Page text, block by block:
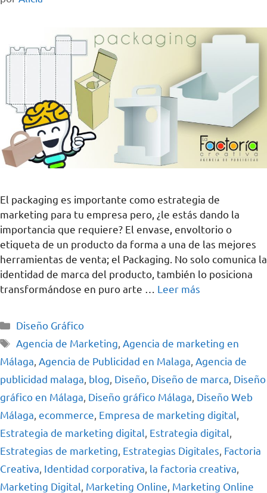
El packaging es importante como estrategia de
marketing para tu empresa pero, ¿le estás dando la
importancia que requiere? El envase, envoltorio o
etiqueta de un producto da forma a una de las mejores
herramientas de venta; el Packaging. No solo comunica la
identidad de marca del producto, también lo posiciona
transformándose en puro arte … Leer más
Diseño Gráfico
Agencia de Marketing Agencia de marketing en
Málaga Agencia de Publicidad en Malaga Agencia de
publicidad malaga blog Diseño Diseño de marca Diseño
gráfico en Málaga Diseño gráfico Málaga Diseño Web
Málaga ecommerce Empresa de marketing digital
Estrategia de marketing digital Estrategia digital
Estrategias de marketing Estrategias Digitales Factoria
Creativa Identidad corporativa la factoria creativa
Marketing Digital Marketing Online Marketing Online